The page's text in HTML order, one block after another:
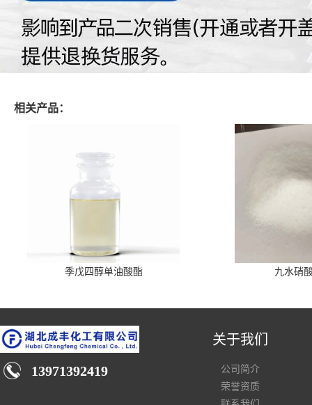
相关产品：
季戊四醇单油酸酯 九水硝
13971392419
关于我们
公司简介
荣誉资质